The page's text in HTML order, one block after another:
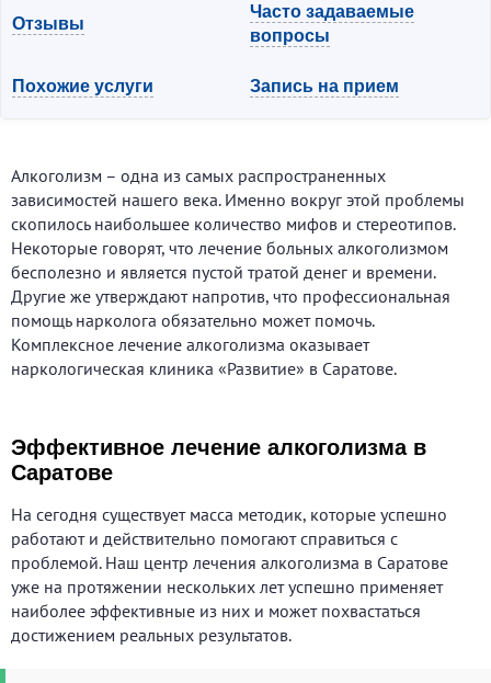
Отзывы
Часто задаваемые
вопросы
Похожие услуги Запись на прием
Алкоголизм – одна из самых распространенных
зависимостей нашего века. Именно вокруг этой проблемы
скопилось наибольшее количество мифов и стереотипов.
Некоторые говорят, что лечение больных алкоголизмом
бесполезно и является пустой тратой денег и времени.
Другие же утверждают напротив, что профессиональная
помощь нарколога обязательно может помочь.
Комплексное лечение алкоголизма оказывает
наркологическая клиника «Развитие» в Саратове.
Эффективное лечение алкоголизма в
Саратове
На сегодня существует масса методик, которые успешно
работают и действительно помогают справиться с
проблемой. Наш центр лечения алкоголизма в Саратове
уже на протяжении нескольких лет успешно применяет
наиболее эффективные из них и может похвастаться
достижением реальных результатов.